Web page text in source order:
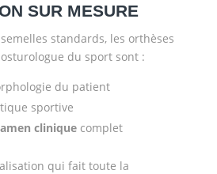
SUR MESURE
standards, les orthèses
du sport sont :
du patient
sportive
cliniquecomplet
qui fait toute la